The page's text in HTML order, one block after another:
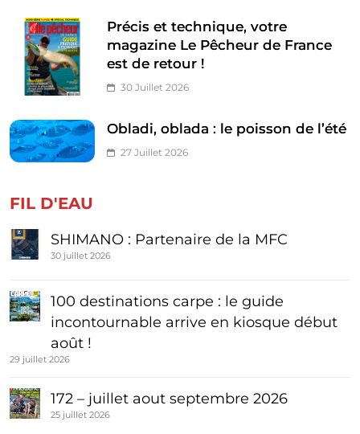
Précis et technique, votre
magazine Le Pêcheur de France
est de retour !
30 Juillet 2026
Obladi, oblada : le poisson de l’été
27 Juillet 2026
FIL D'EAU
SHIMANO : Partenaire de la MFC
30 juillet 2026
100 destinations carpe : le guide
incontournable arrive en kiosque début
août !
29 juillet 2026
172 – juillet aout septembre 2026
25 juillet 2026